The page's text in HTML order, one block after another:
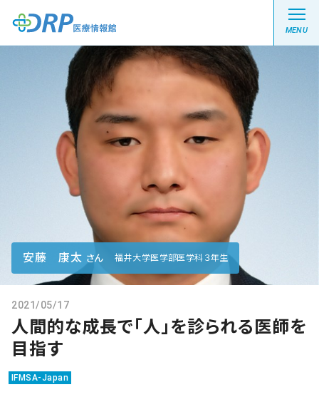
MENU
最新の注目記事
栄養健康レシピ
医療系学生記事
健康川柳
DRP医療情報館とは?
会社概要
お知らせ
安藤 康太 さん 福井大学医学部医学科３年生
2021/05/17
人間的な成長で「人」を診られる医師を
目指す
IFMSA-Japan